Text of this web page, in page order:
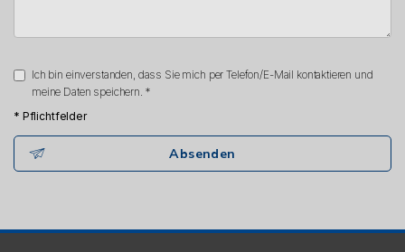
Ich bin einverstanden, dass Sie mich per Telefon/E-Mail kontaktieren und
meine Daten speichern. *
* Pflichtfelder
Absenden